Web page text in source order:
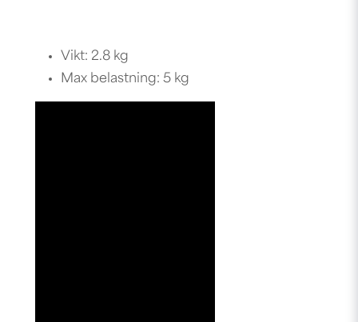
Vikt: 2.8 kg
Max belastning: 5 kg